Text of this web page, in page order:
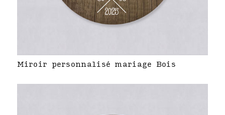
Miroir personnalisé mariage Bois